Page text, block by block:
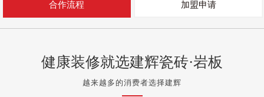
合作流程 加盟申请
健康装修就选建辉瓷砖·岩板
越来越多的消费者选择建辉